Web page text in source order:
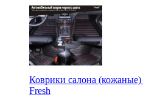
Коврики салона
Fresh